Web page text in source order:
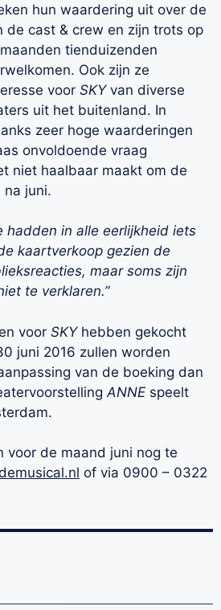
hun waardering uit over de
de cast & crew en zijn trots op
tienduizenden
Ook zijn ze
voor SKYvan diverse
uit het buitenland. In
zeer hoge waarderingen
onvoldoende vraag
niet haalbaar maakt om de
na juni.
hadden in alle eerlijkheid iets
kaartverkoop gezien de
maar soms zijn
te verklaren.”
voor SKYhebben gekocht
juni 2016 zullen worden
van de boeking dan
ANNE speelt
voor de maand juni nog te
of via 0900 – 0322